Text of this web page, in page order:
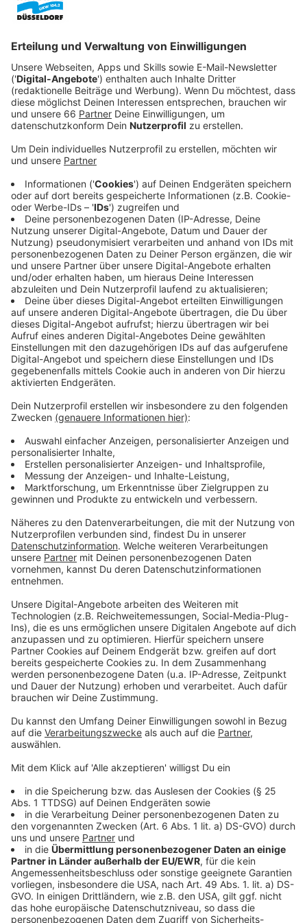
Veröffentlicht:
Anzeige
Mittendrin in den Büros von Cognito Inc. ist die
brilliante Mitarbeiterin Reagan Ridley bemüht, über die
Machenschaften der Illuminati oder die
Mäntelchen des Schweigens auszubreiten. Ridley will
selbst im Weg. Mit ihren Wutausbrüchen und ihrem
Kontrollzwang treibt sie ihre Kollegen in den Wahnsinn.
Streaming-Dienst: Netflix
Anzeige
Wir benötigen Ihre
Zustimmung, um den YouTube
Video-Service zu laden!
Wir verwenden einen Service eines
einzubetten. Dieser Service kann
Daten zu Ihren Aktivitäten
sammeln. Bitte lesen Sie die
Details durch und stimmen Sie der
Video anzusehen.
Mehr Informationen
powered byUsercentrics Consent
Management Platform
Während Ridley von der Beförderung träumt, eckt sie
bei ihren Kollegen an, weil sie an eine bessere Welt
glaubt und mit ihren Wutausbrüchen das gesamte Büro
auf den Kopf stellt.
Anzeige
©Copyright: Netflix
Reagan hat ihre ganz eigenen Vorstellungen davon,
wie man die Welt zu führen hat. Damit eckt sie ständig
bei ihren Kollegen an.
©Copyright: Netflix
Reagan rastet schon mal aus. Alle Mann in Deckung...
Anzeige